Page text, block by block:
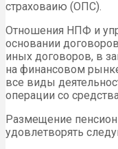
страховаию (ОПС).
Отношения НПФ и
основании
иных договоров, в
на финансовом
все виды
операции со
Размещение
удовлетворять